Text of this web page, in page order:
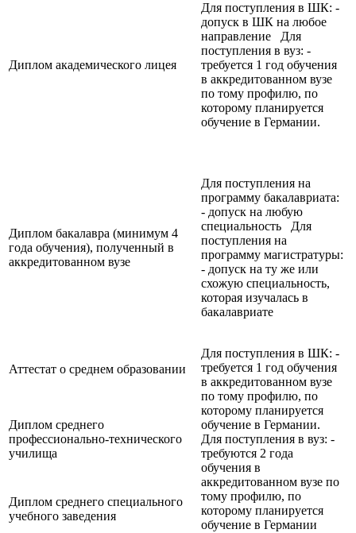
Диплом академического лицея
Для поступления в ШК: -
допуск в ШК на любое
направление Для
поступления в вуз: -
требуется 1 год обучения
в аккредитованном вузе
по тому профилю, по
которому планируется
обучение в Германии.
Диплом бакалавра (минимум 4
года обучения), полученный в
аккредитованном вузе
Для поступления на
программу бакалавриата:
- допуск на любую
специальность Для
поступления на
программу магистратуры:
- допуск на ту же или
схожую специальность,
которая изучалась в
бакалавриате
Аттестат о среднем образовании
Для поступления в ШК: -
требуется 1 год обучения
в аккредитованном вузе
по тому профилю, по
которому планируется
обучение в Германии.
Для поступления в вуз: -
требуются 2 года
обучения в
аккредитованном вузе по
тому профилю, по
которому планируется
обучение в Германии
Диплом среднего
профессионально-технического
училища
Диплом среднего специального
учебного заведения